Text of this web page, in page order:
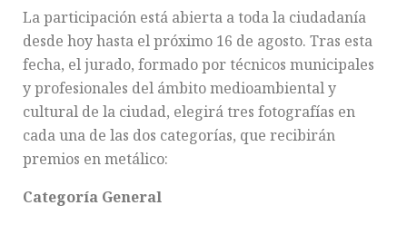
La participación está abierta a toda la ciudadanía
desde hoy hasta el próximo 16 de agosto. Tras esta
fecha, el jurado, formado por técnicos municipales
y profesionales del ámbito medioambiental y
cultural de la ciudad, elegirá tres fotografías en
cada una de las dos categorías, que recibirán
premios en metálico:
Categoría General